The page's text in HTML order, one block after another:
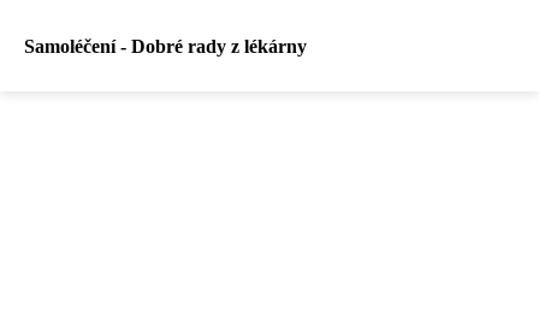
Samoléčení - Dobré rady z lékárny